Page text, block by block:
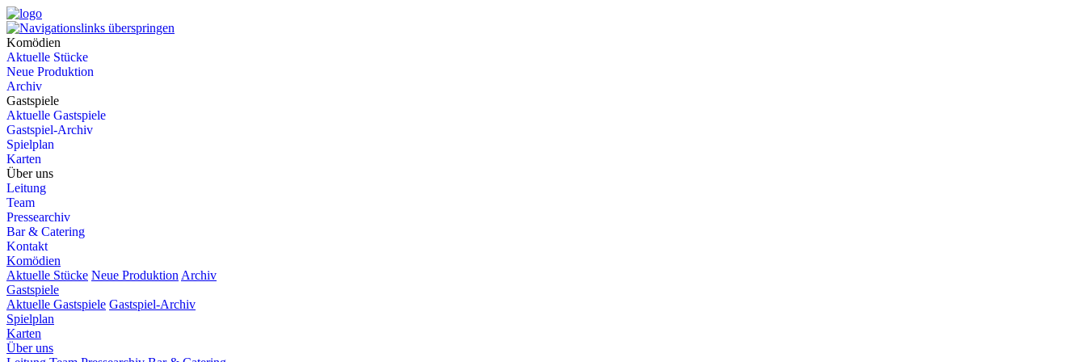
Komödien
Aktuelle Stücke
Neue Produktion
Archiv
Gastspiele
Aktuelle Gastspiele
Gastspiel-Archiv
Spielplan
Karten
Über uns
Leitung
Team
Pressearchiv
Bar & Catering
Kontakt
Komödien
Aktuelle Stücke Neue Produktion Archiv
Gastspiele
Aktuelle Gastspiele Gastspiel-Archiv
Spielplan
Karten
Über uns